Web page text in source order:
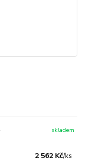
2 562 Kč/ks
skladem